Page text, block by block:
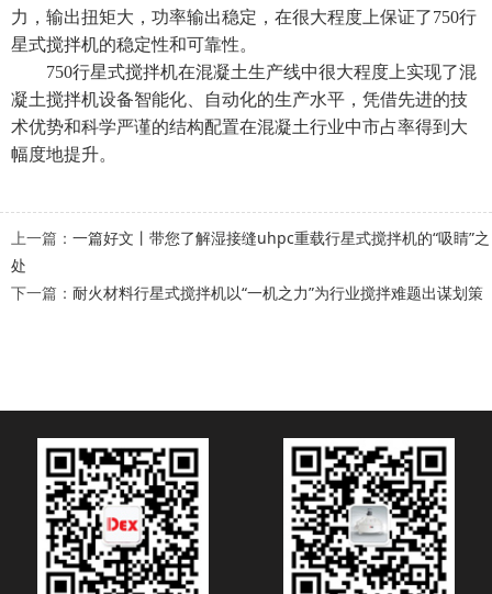
力，输出扭矩大，功率输出稳定，在很大程度上保证了750行
星式搅拌机的稳定性和可靠性。
750行星式搅拌机在混凝土生产线中很大程度上实现了混
凝土搅拌机设备智能化、自动化的生产水平，凭借先进的技
术优势和科学严谨的结构配置在混凝土行业中市占率得到大
幅度地提升。
上一篇： 一篇好文丨带您了解湿接缝uhpc重载行星式搅拌机的“吸睛”之
处
下一篇： 耐火材料行星式搅拌机以“一机之力”为行业搅拌难题出谋划策